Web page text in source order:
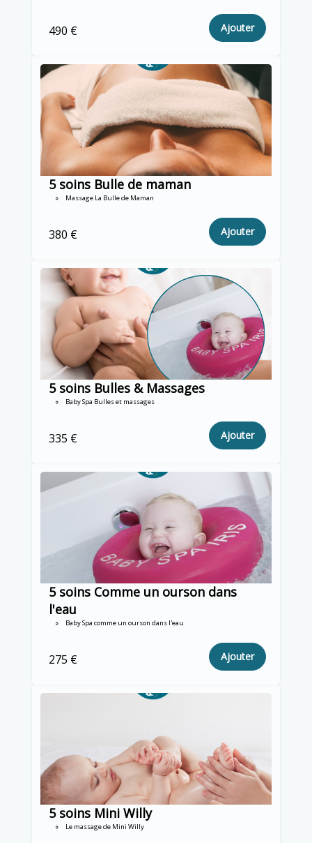
490 € Ajouter
5 soins Bulle de maman
Massage La Bulle de Maman
380 € Ajouter
5 soins Bulles & Massages
Baby Spa Bulles et massages
335 € Ajouter
5 soins Comme un ourson dans
l'eau
Baby Spa comme un ourson dans l'eau
275 € Ajouter
5 soins Mini Willy
Le massage de Mini Willy